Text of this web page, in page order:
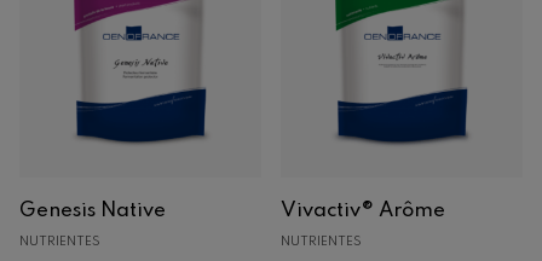
Genesis Native
NUTRIENTES
Vivactiv® Arôme
NUTRIENTES
Enológicos
Leveduras
Bactérias
Derivados de levedura
Vinificadores